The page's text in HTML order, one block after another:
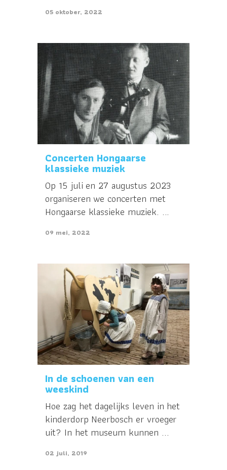
05 oktober, 2022
Concerten Hongaarse
klassieke muziek
Op 15 juli en 27 augustus 2023
organiseren we concerten met
Hongaarse klassieke muziek. ...
09 mei, 2022
In de schoenen van een
weeskind
Hoe zag het dagelijks leven in het
kinderdorp Neerbosch er vroeger
uit? In het museum kunnen ...
02 juli, 2019